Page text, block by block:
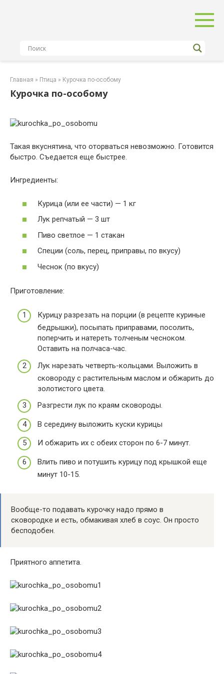
Главная » Птица » Курочка по-особому
Курочка по-особому
Такая вкуснятина, что оторваться невозможно. Готовится
быстро. Съедается еще быстрее.
Ингредиенты:
Курица (или ее части) — 1 кг
Лук репчатый — 3 шт
Пиво светлое — 1 стакан
Специи (соль, перец, приправы, по вкусу)
Чеснок (по вкусу)
Приготовление:
Курицу разрезать на порции (в рецепте куриные
бедрышки), посыпать приправами, посолить,
поперчить и натереть толченым чесноком.
Оставить на полчаса-час.
Лук нарезать четверть-кольцами. Выложить в
сковороду с растительным маслом и обжарить до
золотистого цвета.
Разгрести лук по краям сковороды.
В середину выложить куски курицы
И обжарить их с обеих сторон по 6-7 минут.
Влить пиво и потушить курицу под крышкой еще
минут 10-15.
Вообще-то подавать курочку надо прямо в
сковородке и есть, обмакивая хлеб в соус. Он просто
бесподобен.
Приятного аппетита.